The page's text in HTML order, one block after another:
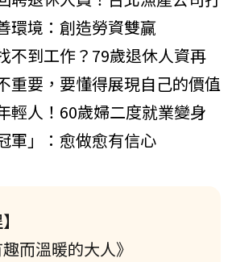
環境：創造勞資雙贏
不到工作？79歲退休人資再
重要，要懂得展現自己的價值
輕人！60歲婦二度就業變身
軍」：愈做愈有信心
而溫暖的大人》